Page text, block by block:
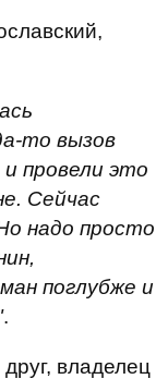
то вызов
провели это
Сейчас
надо просто
поглубже и
.
владелец